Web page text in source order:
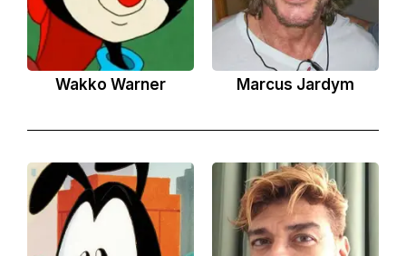
Wakko Warner Marcus Jardym